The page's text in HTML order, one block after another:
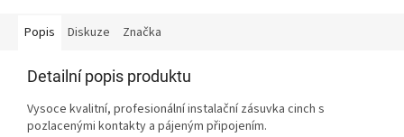
Popis Diskuze Značka
Detailní popis produktu
Vysoce kvalitní, profesionální instalační zásuvka cinch s
pozlacenými kontakty a pájeným připojením.